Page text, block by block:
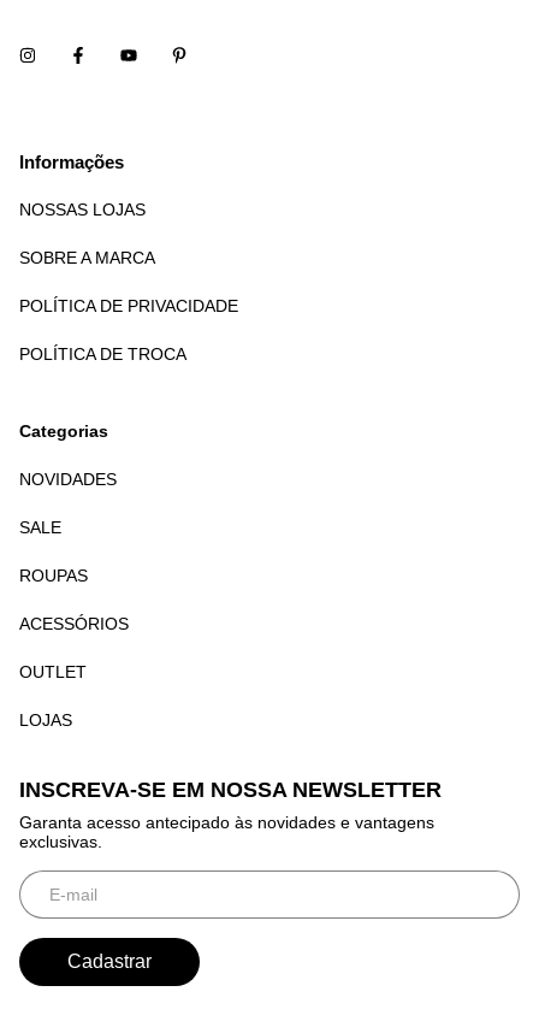
Informações
NOSSAS LOJAS
SOBRE A MARCA
POLÍTICA DE PRIVACIDADE
POLÍTICA DE TROCA
Categorias
NOVIDADES
SALE
ROUPAS
ACESSÓRIOS
OUTLET
LOJAS
INSCREVA-SE EM NOSSA NEWSLETTER
Garanta acesso antecipado às novidades e vantagens
exclusivas.